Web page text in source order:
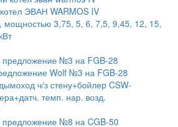
ЭВАН WARMOS IV
мощностью 3,75, 5, 6, 7,5, 9,45, 12, 15,
Wolf №3 на FGB-28
ч/з стену+бойлер CSW-
темп. нар. возд.